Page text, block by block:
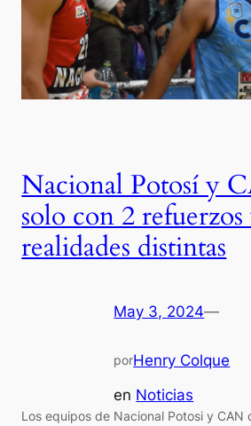
Nacional Potosí y
solo con 2 refuerzos
realidades distintas
May 3, 2024—
porHenry Colque
en Noticias
Los equipos de Nacional Potosi y CAN